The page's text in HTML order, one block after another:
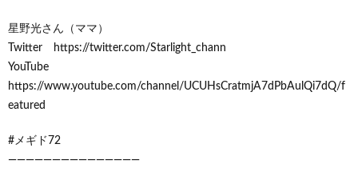
星野光さん（ママ）
Twitter https://twitter.com/Starlight_chann
YouTube
https://www.youtube.com/channel/UCUHsCratmjA7dPbAulQi7dQ/f
eatured
#メギド72
―――――――――――――――